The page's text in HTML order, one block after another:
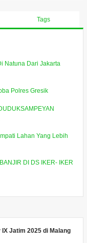
Tags
Natuna Dari Jakarta
Polres Gresik
Lahan Yang Lebih
DI DS IKER- IKER
Jatim 2025 di Malang